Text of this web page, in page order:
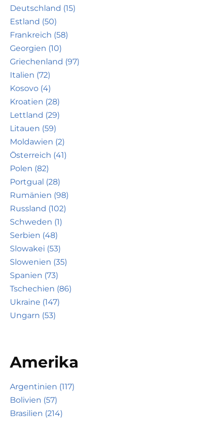
Deutschland (15)
Estland (50)
Frankreich (58)
Georgien (10)
Griechenland (97)
Italien (72)
Kosovo (4)
Kroatien (28)
Lettland (29)
Litauen (59)
Moldawien (2)
Österreich (41)
Polen (82)
Portgual (28)
Rumänien (98)
Russland (102)
Schweden (1)
Serbien (48)
Slowakei (53)
Slowenien (35)
Spanien (73)
Tschechien (86)
Ukraine (147)
Ungarn (53)
Amerika
Argentinien (117)
Bolivien (57)
Brasilien (214)